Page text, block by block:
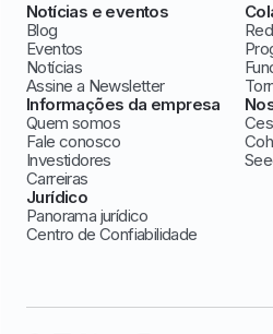
Notícias e eventos
Blog
Eventos
Notícias
Assine a Newsletter
Informações da empresa
Quem somos
Fale conosco
Investidores
Carreiras
Jurídico
Panorama jurídico
Centro de Confiabilidade